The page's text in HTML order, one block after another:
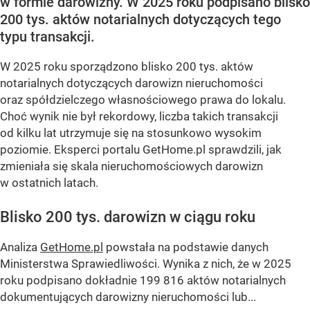
200 tys. aktów notarialnych dotyczących tego
typu transakcji.
W 2025 roku sporządzono blisko 200 tys. aktów
notarialnych dotyczących darowizn nieruchomości
oraz spółdzielczego własnościowego prawa do lokalu.
Choć wynik nie był rekordowy, liczba takich transakcji
od kilku lat utrzymuje się na stosunkowo wysokim
poziomie. Eksperci portalu GetHome.pl sprawdzili, jak
zmieniała się skala nieruchomościowych darowizn
w ostatnich latach.
Blisko 200 tys. darowizn w ciągu roku
Analiza GetHome.pl powstała na podstawie danych
Ministerstwa Sprawiedliwości. Wynika z nich, że w 2025
roku podpisano dokładnie 199 816 aktów notarialnych
dokumentujących darowizny nieruchomości lub...